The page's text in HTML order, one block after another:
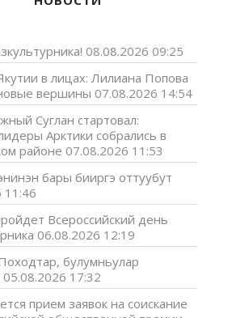
08.08.2026 09:25
в лицах: Лилиана Попова
вершины 07.08.2026 14:54
Суглан стартовал:
Арктики собрались в
районе 07.08.2026 11:53
бары бииргэ оттуубут
11:46
Всероссийский день
06.08.2026 12:19
булумньулар
05.08.2026 17:32
прием заявок на соискание